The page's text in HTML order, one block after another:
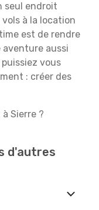
seul endroit
à la location
est de rendre
aussi
vous
: créer des
Sierre ?
d'autres